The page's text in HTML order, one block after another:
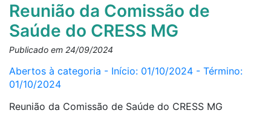
Reunião da Comissão de
Saúde do CRESS MG
Publicado em 24/09/2024
Abertos à categoria - Início: 01/10/2024 - Término:
01/10/2024
Reunião da Comissão de Saúde do CRESS MG